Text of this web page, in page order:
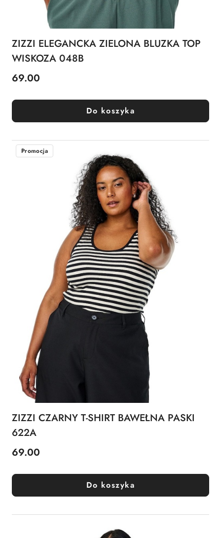
ZIZZI ELEGANCKA ZIELONA BLUZKA TOP
WISKOZA 048B
Cena:
69.00
Do koszyka
Promocja
ZIZZI CZARNY T-SHIRT BAWEŁNA PASKI
622A
Cena:
69.00
Do koszyka